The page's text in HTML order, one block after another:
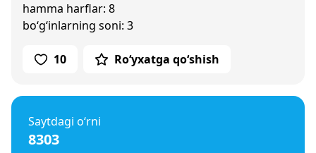
hamma harflar: 8
bo‘g‘inlarning soni: 3
10 Ro‘yxatga qo‘shish
Saytdagi o‘rni
8303